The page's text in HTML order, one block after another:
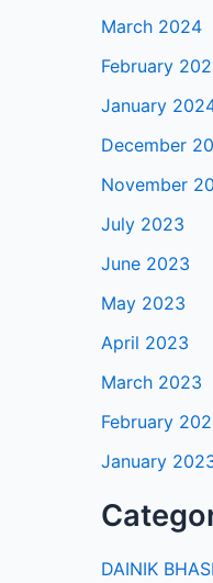
March 2024
February
January
December
November
July 2023
June 2023
May 2023
April 2023
March 2023
February
January
DAINIK